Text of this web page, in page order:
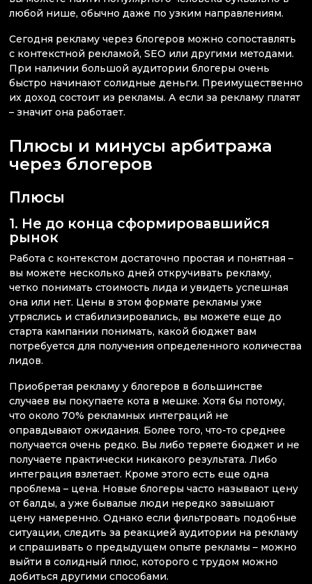
любой нише, обычно даже по узким направлениям.
Сегодня рекламу через блогеров можно сопоставлять
с контекстной рекламой, SEO или другими методами.
При наличии большой аудитории блогеры очень
быстро начинают солидные деньги. Преимущественно
их доход состоит из рекламы. А если за рекламу платят
– значит она работает.
Плюсы и минусы арбитража
через блогеров
Плюсы
1. Не до конца сформировавшийся
рынок
Работа с контекстом достаточно простая и понятная –
вы можете несколько дней откручивать рекламу,
четко понимать стоимость лида и увидеть успешная
она или нет. Цены в этом формате рекламы уже
утряслись и стабилизировались, вы можете еще до
старта кампании понимать, какой бюджет вам
потребуется для получения определенного количества
лидов.
Приобретая рекламу у блогеров в большинстве
случаев вы покупаете кота в мешке. Хотя бы потому,
что около 70% рекламных интеграций не
оправдывают ожидания. Более того, что-то среднее
получается очень редко. Вы либо теряете бюджет и не
получаете практически никакого результата. Либо
интеграция взлетает. Кроме этого есть еще одна
проблема – цена. Новые блогеры часто называют цену
от балды, а уже бывалые люди нередко завышают
цену намеренно. Однако если фильтровать подобные
ситуации, следить за реакцией аудитории на рекламу
и спрашивать о предыдущем опыте рекламы – можно
выйти в солидный плюс, которого с трудом можно
добиться другими способами.